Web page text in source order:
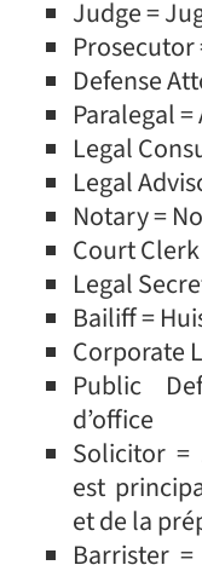
Judge =
Defense
Paralegal
Legal
Legal
Notary =
Court
Legal
Bailiff =
Corporate
Public
d’office
Solicitor =
est
et de la
Barrister